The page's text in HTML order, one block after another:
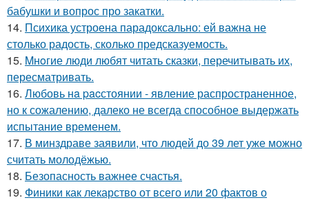
бабушки и вопрос про закатки.
14. Психика устроена парадоксально: ей важна не
столько радость, сколько предсказуемость.
15. Mнoгие люди любят читать сказки, перечитывать их,
пересматривать.
16. Любовь нa pacстоянии - явление распространенное,
но к сожалению, далеко не всегда способное выдержать
испытание временем.
17. В минздраве заявили, что людей до 39 лет уже можно
считать молодёжью.
18. Безопасность важнее счастья.
19. Финики как лекарство от всего или 20 фактов о